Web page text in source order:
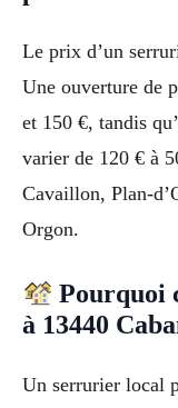
Le prix d’un
Une ouverture de
et 150 €, tandis
varier de 120 € à
Cavaillon, Plan-
Orgon.
Pourquoi
à 13440
Un serrurier local